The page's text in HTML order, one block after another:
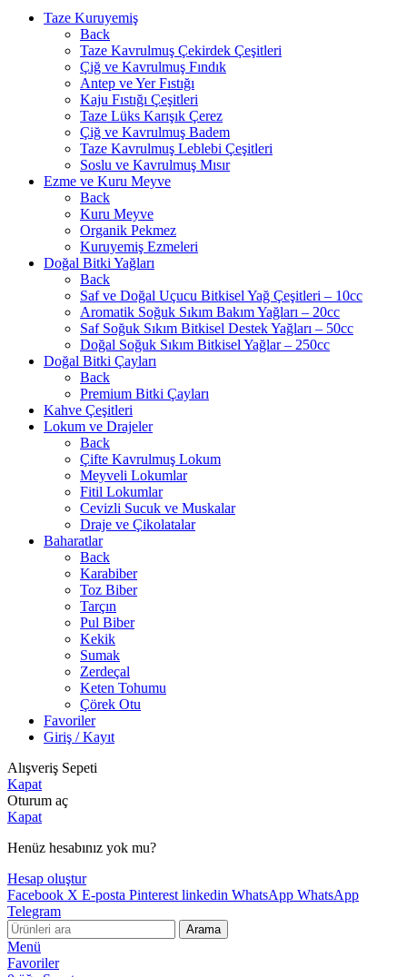
Taze Kuruyemiş
Back
Taze Kavrulmuş Çekirdek Çeşitleri
Çiğ ve Kavrulmuş Fındık
Antep ve Yer Fıstığı
Kaju Fıstığı Çeşitleri
Taze Lüks Karışık Çerez
Çiğ ve Kavrulmuş Badem
Taze Kavrulmuş Leblebi Çeşitleri
Soslu ve Kavrulmuş Mısır
Ezme ve Kuru Meyve
Back
Kuru Meyve
Organik Pekmez
Kuruyemiş Ezmeleri
Doğal Bitki Yağları
Back
Saf ve Doğal Uçucu Bitkisel Yağ Çeşitleri – 10cc
Aromatik Soğuk Sıkım Bakım Yağları – 20cc
Saf Soğuk Sıkım Bitkisel Destek Yağları – 50cc
Doğal Soğuk Sıkım Bitkisel Yağlar – 250cc
Doğal Bitki Çayları
Back
Premium Bitki Çayları
Kahve Çeşitleri
Lokum ve Drajeler
Back
Çifte Kavrulmuş Lokum
Meyveli Lokumlar
Fitil Lokumlar
Cevizli Sucuk ve Muskalar
Draje ve Çikolatalar
Baharatlar
Back
Karabiber
Toz Biber
Tarçın
Pul Biber
Kekik
Sumak
Zerdeçal
Keten Tohumu
Çörek Otu
Favoriler
Giriş / Kayıt
Alışveriş Sepeti
Kapat
Oturum aç
Kapat
Henüz hesabınız yok mu?
Hesap oluştur
Facebook X E-posta Pinterest linkedin WhatsApp WhatsApp
Telegram
Arama
Menü
Favoriler